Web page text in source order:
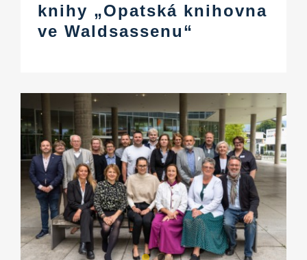
knihy „Opatská knihovna
ve Waldsassenu“